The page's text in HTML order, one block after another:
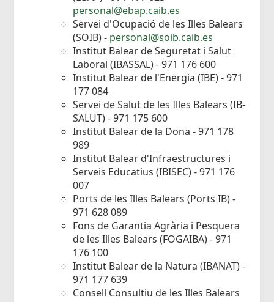
personal@ebap.caib.es
Servei d'Ocupació de les Illes Balears
(SOIB) - personal@soib.caib.es
Institut Balear de Seguretat i Salut
Laboral (IBASSAL) - 971 176 600
Institut Balear de l'Energia (IBE) - 971
177 084
Servei de Salut de les Illes Balears (IB-
SALUT) - 971 175 600
Institut Balear de la Dona - 971 178
989
Institut Balear d'Infraestructures i
Serveis Educatius (IBISEC) - 971 176
007
Ports de les Illes Balears (Ports IB) -
971 628 089
Fons de Garantia Agrària i Pesquera
de les Illes Balears (FOGAIBA) - 971
176 100
Institut Balear de la Natura (IBANAT) -
971 177 639
Consell Consultiu de les Illes Balears